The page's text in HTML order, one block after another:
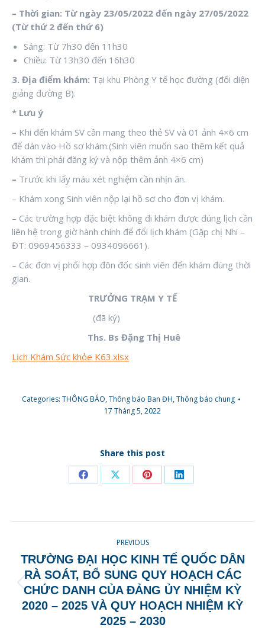
– Thời gian: Từ ngày 23/05/2022 đến ngày 27/05/2022
(Từ thứ 2 đến thứ 6)
Sáng: Từ 7h30 đến 11h30
Chiều: Từ 13h30 đến 16h30
3. Địa điểm khám: Tại khu Phòng Y tế học đường (đối diện
giảng đường B).
* Lưu ý
– Khi đến khám SV cần mang theo thẻ SV và 01 ảnh 4×6 cm
để dán vào Hồ sơ khám.(Sinh viên muốn sao thêm kết quả
khám thì phải đăng ký và nộp thêm ảnh 4×6 cm)
– Trước khi lấy máu xét nghiệm cần nhịn ăn.
– Khám xong Sinh viên nộp lại hồ sơ cho đơn vị khám.
– Các trường hợp đặc biệt không đi khám được đúng lịch cần
liên hệ trong giờ hành chính để đổi lịch khám (Gặp chị Nhi –
ĐT: 0969456333 – 0934096661).
– Các đơn vị phối hợp đôn đốc sinh viên đến khám đúng thời
gian.
TRƯỞNG TRẠM Y TẾ
(đã ký)
Ths. Bs Đặng Thị Huê
Lịch Khám Sức khỏe K63.xlsx
Categories: THÔNG BÁO,Thông báo Ban ĐH,Thông báo chung
17 Tháng 5, 2022
Share this post
Share Share Share Share
NAVIGATION
PREVIOUS
Previous
post:
TRƯỜNG ĐẠI HỌC KINH TẾ QUỐC DÂN
RÀ SOÁT, BỔ SUNG QUY HOẠCH CÁC
CHỨC DANH CỦA ĐẢNG ỦY NHIỆM KỲ
2020 – 2025 VÀ QUY HOẠCH NHIỆM KỲ
2025 – 2030